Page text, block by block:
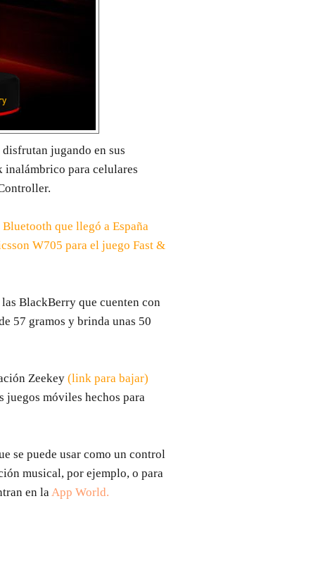
jugando en sus
inalámbrico para celulares
que llegó a España
W705 para el juego Fast &
BlackBerry que cuenten con
57 gramos y brinda unas 50
Zeekey (link para bajar)
juegos móviles hechos para
se puede usar como un control
musical, por ejemplo, o para
en la App World.